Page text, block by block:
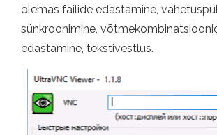
olemas failide edastamine,
sünkroonimine,
edastamine, tekstivestlus.